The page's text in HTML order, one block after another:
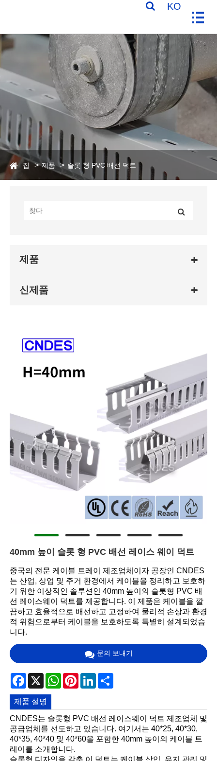
KO
집 제품 슬롯 형 PVC 배선 덕트
제품
신제품
40mm 높이 슬롯 형 PVC 배선 레이스 웨이 덕트
중국의 전문 케이블 트레이 제조업체이자 공장인 CNDES
는 산업, 상업 및 주거 환경에서 케이블을 정리하고 보호하
기 위한 이상적인 솔루션인 40mm 높이의 슬롯형 PVC 배
선 레이스웨이 덕트를 제공합니다. 이 제품은 케이블을 깔
끔하고 효율적으로 배선하고 고정하여 물리적 손상과 환경
적 위험으로부터 케이블을 보호하도록 특별히 설계되었습
니다.
문의 보내기
Facebook
X WhatsApp
PinterestLinkedIn
제품 설명
CNDES는 슬롯형 PVC 배선 레이스웨이 덕트 제조업체 및
공급업체를 선도하고 있습니다. 여기서는 40*25, 40*30,
40*35, 40*40 및 40*60을 포함한 40mm 높이의 케이블 트
레이를 소개합니다.
슬롯형 디자인을 갖춘 이 덕트는 케이블 삽입, 유지 관리 및